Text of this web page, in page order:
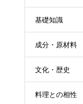
基礎知識
成分・原材料
文化・歴史
料理との相性